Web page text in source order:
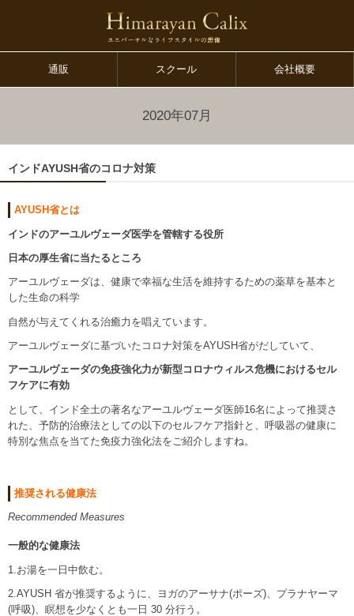
通販 スクール 会社概要
2020年07月
インドAYUSH省のコロナ対策
AYUSH省とは
インドのアーユルヴェーダ医学を管轄する役所
日本の厚生省に当たるところ
アーユルヴェーダは、健康で幸福な生活を維持するための薬草を基本と
した生命の科学
自然が与えてくれる治癒力を唱えています。
アーユルヴェーダに基づいたコロナ対策をAYUSH省がだしていて、
アーユルヴェーダの免疫強化力が新型コロナウィルス危機におけるセル
フケアに有効
として、インド全土の著名なアーユルヴェーダ医師16名によって推奨さ
れた、予防的治療法としての以下のセルフケア指針と、呼吸器の健康に
特別な焦点を当てた免疫力強化法をご紹介しますね。
推奨される健康法
Recommended Measures
一般的な健康法
1.お湯を一日中飲む。
2.AYUSH 省が推奨するように、ヨガのアーサナ(ポーズ)、プラナヤーマ
(呼吸)、瞑想を少なくとも一日 30 分行う。